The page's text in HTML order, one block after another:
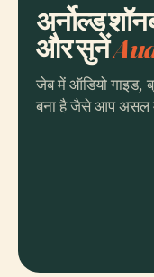
अर्नोल्ड
और सुनें
जेब में ऑडियो गाइड,
बना है जैसे आप असल